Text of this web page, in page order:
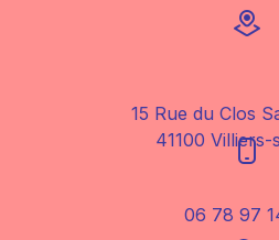
15 Rue du Clos
41100
06 78 97